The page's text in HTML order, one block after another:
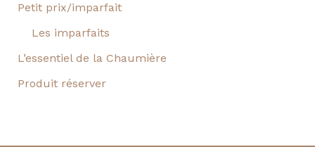
Petit prix/imparfait
Les imparfaits
L’essentiel de la Chaumière
Produit réserver